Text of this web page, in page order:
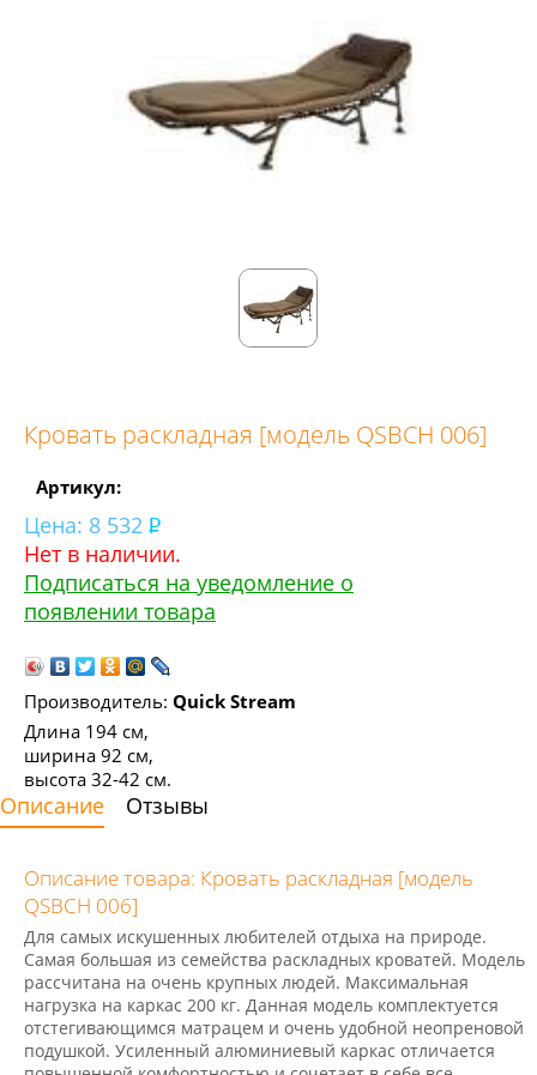
Кровать раскладная [модель QSBCH 006]
Артикул:
Цена: 8 532
Нет в наличии.
Подписаться на уведомление о
появлении товара
Производитель: Quick Stream
Длина 194 см,
ширина 92 см,
высота 32-42 см.
Описание Отзывы
Описание товара: Кровать раскладная [модель
QSBCH 006]
Для самых искушенных любителей отдыха на природе.
Самая большая из семейства раскладных кроватей. Модель
рассчитана на очень крупных людей. Максимальная
нагрузка на каркас 200 кг. Данная модель комплектуется
отстегивающимся матрацем и очень удобной неопреновой
подушкой. Усиленный алюминиевый каркас отличается